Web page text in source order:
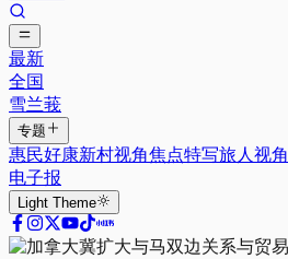
最新
全国
雪兰莪
专题
惠民好康新村视角焦点特写旅人视角
电子报
Light Theme